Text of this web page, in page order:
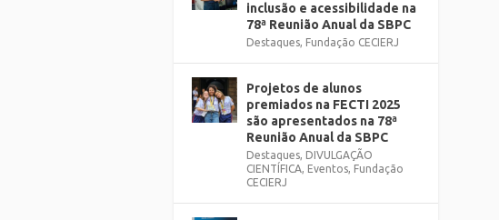
inclusão e acessibilidade na
78ª Reunião Anual da SBPC
Destaques, Fundação CECIERJ
Projetos de alunos
premiados na FECTI 2025
são apresentados na 78ª
Reunião Anual da SBPC
Destaques, DIVULGAÇÃO
CIENTÍFICA, Eventos, Fundação
CECIERJ